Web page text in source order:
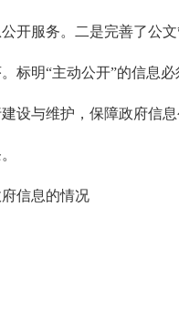
服务。二是完善了公
标明“主动公开”的信息
设与维护，保障政府信
信息的情况